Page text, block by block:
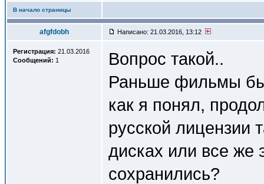
В начало страницы
afgfdobh Написано: 21.03.2016, 13:12
Регистрация: 21.03.2016
Сообщений: 1
Вопрос такой..
Раньше фильмы
как я понял,
русской лицензии
дисках или все же
сохранились?